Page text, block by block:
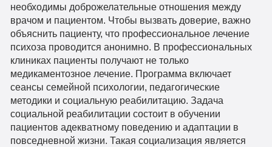
необходимы доброжелательные отношения между
врачом и пациентом. Чтобы вызвать доверие, важно
объяснить пациенту, что профессиональное лечение
психоза проводится анонимно. В профессиональных
клиниках пациенты получают не только
медикаментозное лечение. Программа включает
сеансы семейной психологии, педагогические
методики и социальную реабилитацию. Задача
социальной реабилитации состоит в обучении
пациентов адекватному поведению и адаптации в
повседневной жизни. Такая социализация является